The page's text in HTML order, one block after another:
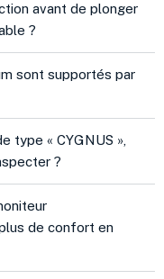
avant de plonger
?
sont supportés par
type « CYGNUS »,
?
de confort en